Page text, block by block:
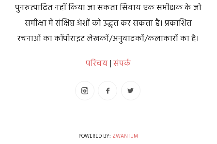
पुनरुत्पादित नहीं किया जा सकता सिवाय एक समीक्षक के जो
समीक्षा में संक्षिप्त अंशों को उद्धृत कर सकता है। प्रकाशित
रचनाओं का कॉपीराइट लेखकों/अनुवादकों/कलाकारों का है।
परिचय|संपर्क
POWERED BY: ZWANTUM